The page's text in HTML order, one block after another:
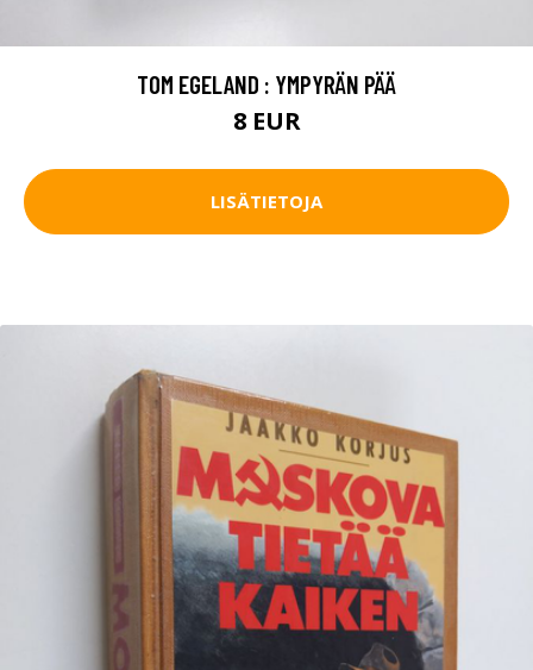
TOM EGELAND : YMPYRÄN PÄÄ
8 EUR
LISÄTIETOJA